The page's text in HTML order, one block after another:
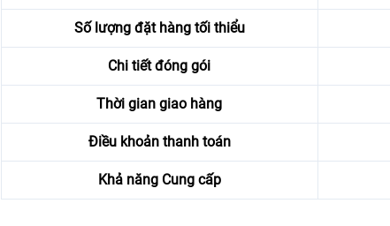
Số lượng đặt hàng tối thiểu
Chi tiết đóng gói
Thời gian giao hàng
Điều khoản thanh toán
Khả năng Cung cấp